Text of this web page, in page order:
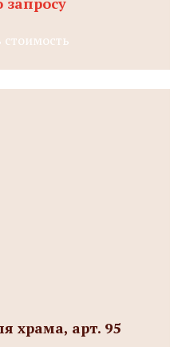
стоимость
храма, арт. 95